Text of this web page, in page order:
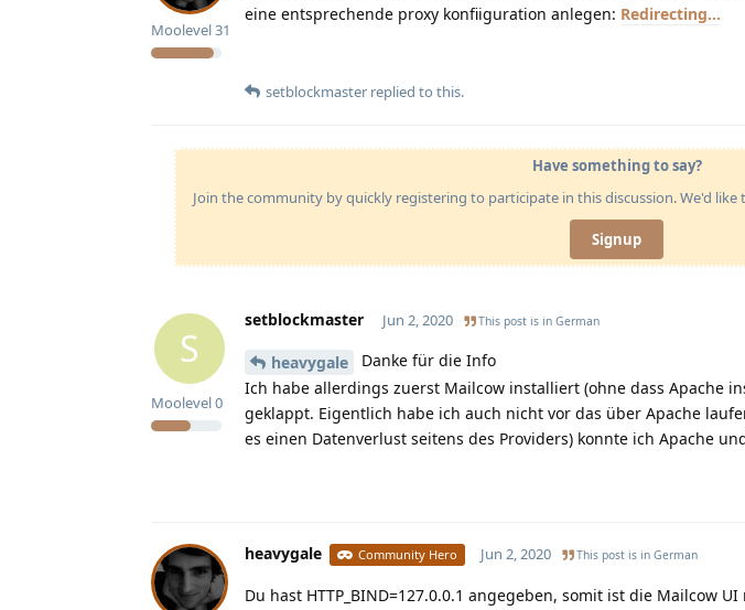
Moolevel31
eine entsprechende proxy konfiiguration anlegen: Redirecting...
setblockmaster replied to this.
Have something to say?
Join the community by quickly registering to participate in this discussion. We'd
Signup
S
setblockmaster
Moolevel0
Jun 2, 2020 This post is in German
heavygale
Danke für die Info
Ich habe allerdings zuerst Mailcow installiert (ohne dass Apache
geklappt. Eigentlich habe ich auch nicht vor das über Apache
es einen Datenverlust seitens des Providers) konnte ich Apache
heavygale Community Hero Jun 2, 2020 This post is in German
Du hast HTTP_BIND=127.0.0.1 angegeben, somit ist die Mailcow